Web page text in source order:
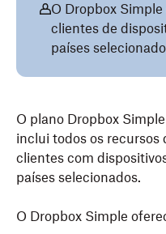
O Dropbox
clientes de
países
O plano Dropbox
inclui todos os recursos
clientes com
países selecionados.
O Dropbox Simple